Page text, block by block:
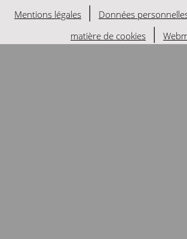
Mentions légales | Données
matière de cookies
|